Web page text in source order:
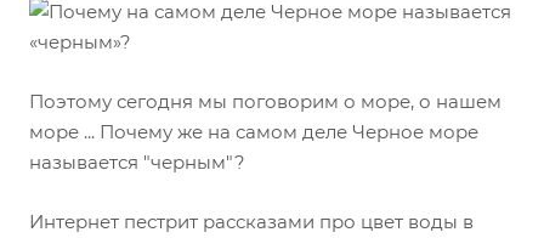
Поэтому сегодня мы поговорим о море, о нашем
море ... Почему же на самом деле Черное море
называется "черным"?
Интернет пестрит рассказами про цвет воды в